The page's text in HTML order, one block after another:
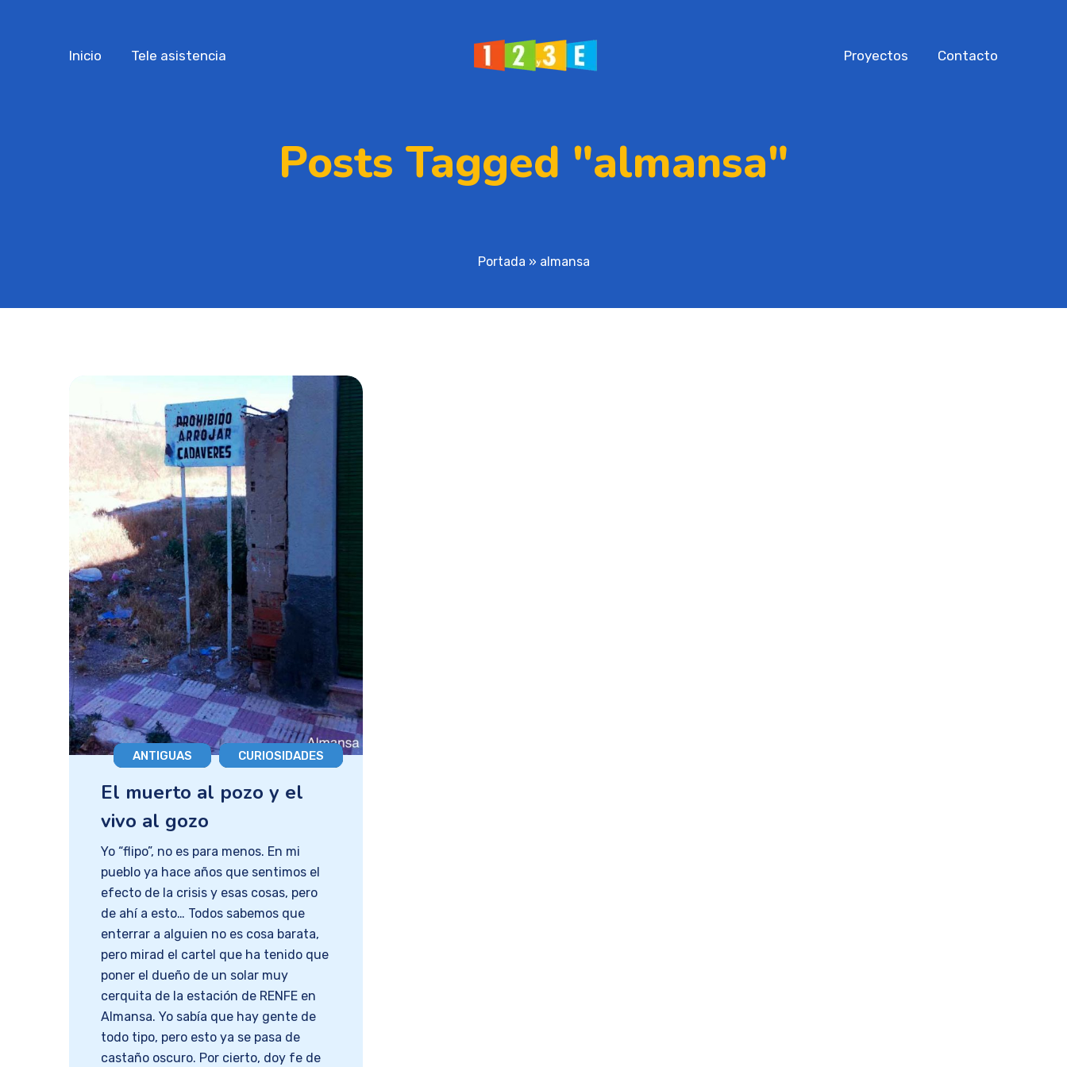
Inicio Tele asistencia Proyectos Contacto
Posts Tagged "almansa"
Portada » almansa
ANTIGUAS CURIOSIDADES
El muerto al pozo y el
vivo al gozo
Yo “flipo”, no es para menos. En mi
pueblo ya hace años que sentimos el
efecto de la crisis y esas cosas, pero
de ahí a esto… Todos sabemos que
enterrar a alguien no es cosa barata,
pero mirad el cartel que ha tenido que
poner el dueño de un solar muy
cerquita de la estación de RENFE en
Almansa. Yo sabía que hay gente de
todo tipo, pero esto ya se pasa de
castaño oscuro. Por cierto, doy fe de